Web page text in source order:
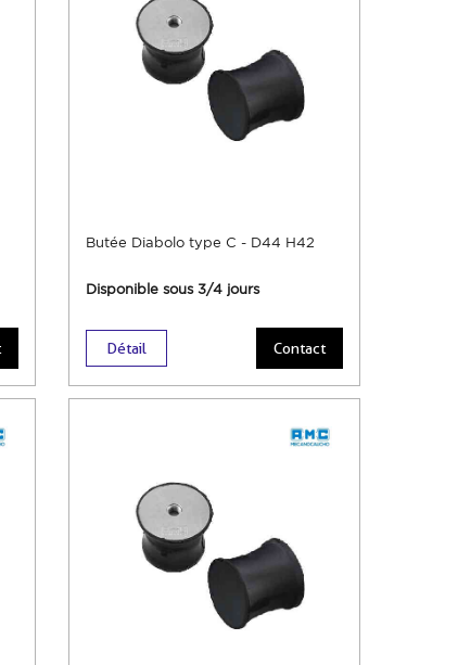
Butée Diabolo type C - D44 H42
Disponible sous 3/4 jours
Détail Contact